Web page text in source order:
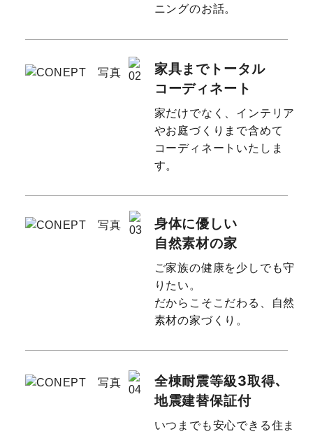
ニングのお話。
家具までトータル
コーディネート
家だけでなく、インテリア
やお庭づくりまで含めて
コーディネートいたしま
す。
身体に優しい
自然素材の家
ご家族の健康を少しでも守
りたい。
だからこそこだわる、自然
素材の家づくり。
全棟耐震等級3取得､
地震建替保証付
いつまでも安心できる住ま